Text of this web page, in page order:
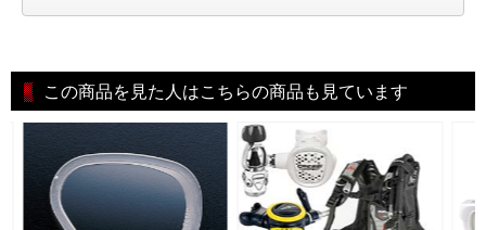
この商品を見た人はこちらの商品も見ています